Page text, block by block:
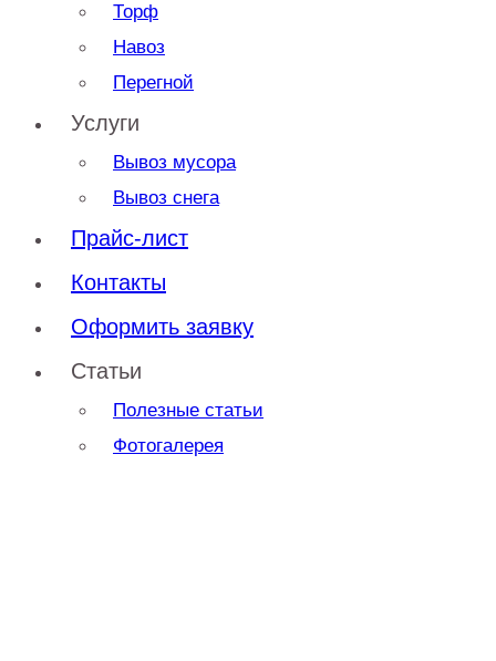
Торф
Навоз
Перегной
Услуги
Вывоз мусора
Вывоз снега
Прайс-лист
Контакты
Оформить заявку
Статьи
Полезные статьи
Фотогалерея